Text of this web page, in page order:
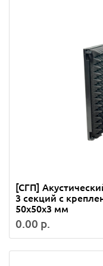
[СГП]
3 секций с
50x50x3 мм
0.00 р.